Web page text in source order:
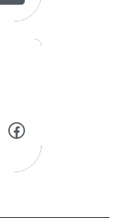
Facebook